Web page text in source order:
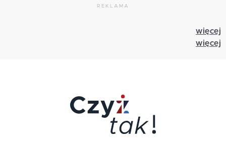
REKLAMA
więcej
więcej